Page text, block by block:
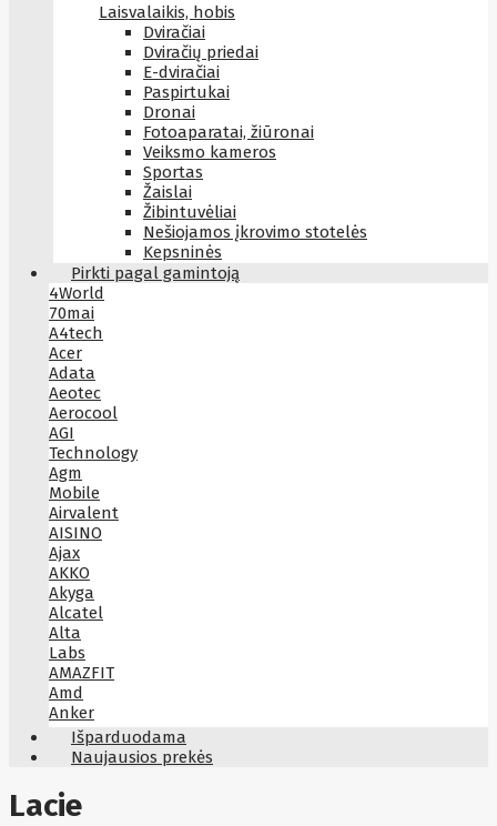
Laisvalaikis, hobis
Dviračiai
Dviračių priedai
E-dviračiai
Paspirtukai
Dronai
Fotoaparatai, žiūronai
Veiksmo kameros
Sportas
Žaislai
Žibintuvėliai
Nešiojamos įkrovimo stotelės
Kepsninės
Pirkti pagal gamintoją
4World
70mai
A4tech
Acer
Adata
Aeotec
Aerocool
AGI
Technology
Agm
Mobile
Airvalent
AISINO
Ajax
AKKO
Akyga
Alcatel
Alta
Labs
AMAZFIT
Amd
Anker
Antec
Aoc
Apc
Apollo
Išparduodama
Naujausios prekės
Lacie